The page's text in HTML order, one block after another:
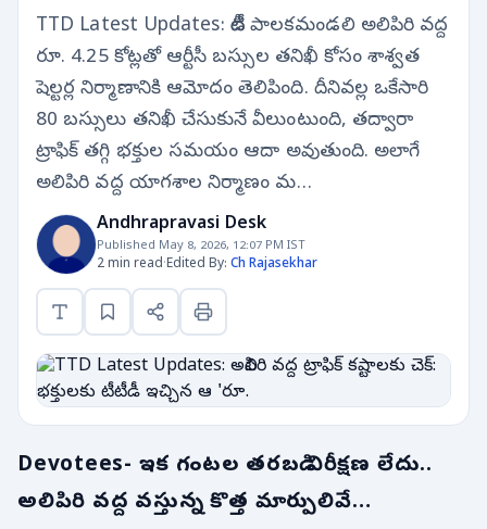
TTD Latest Updates: టీటీడీ పాలకమండలి అలిపిరి వద్ద
రూ. 4.25 కోట్లతో ఆర్టీసీ బస్సుల తనిఖీ కోసం శాశ్వత
షెల్టర్ల నిర్మాణానికి ఆమోదం తెలిపింది. దీనివల్ల ఒకేసారి
80 బస్సులు తనిఖీ చేసుకునే వీలుంటుంది, తద్వారా
ట్రాఫిక్ తగ్గి భక్తుల సమయం ఆదా అవుతుంది. అలాగే
అలిపిరి వద్ద యాగశాల నిర్మాణం మ…
Andhrapravasi Desk
Published May 8, 2026, 12:07 PM IST
2 min read·Edited By: Ch Rajasekhar
Devotees- ఇక గంటల తరబడి నిరీక్షణ లేదు..
అలిపిరి వద్ద వస్తున్న కొత్త మార్పులివే…